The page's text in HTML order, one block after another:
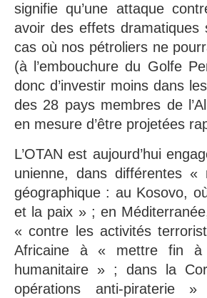
signifie qu’une attaque
avoir des effets
cas où nos pétroliers ne
(à l’embouchure du Golfe
donc d’investir moins dans
des 28 pays membres de
en mesure d’être projetées
L’OTAN est aujourd’hui
unienne, dans différentes
géographique : au Kosovo,
et la paix » ; en
« contre les activités
Africaine à « mettre fin à
humanitaire » ; dans la
opérations anti-piraterie